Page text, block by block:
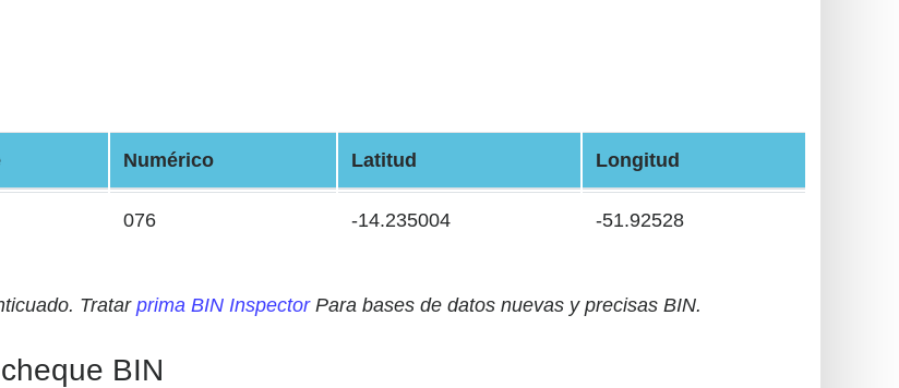
Numérico Latitud Longitud
076 -14.235004 -51.92528
Tratar prima BIN InspectorPara bases de datos nuevas y precisas BIN.
BIN